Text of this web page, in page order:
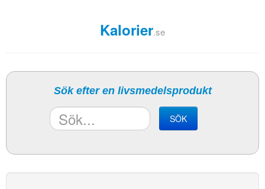
Kalorier.se
Sök efter en livsmedelsprodukt
SÖK